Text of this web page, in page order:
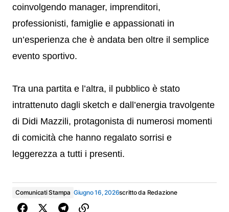
coinvolgendo manager, imprenditori,
professionisti, famiglie e appassionati in
un’esperienza che è andata ben oltre il semplice
evento sportivo.
Tra una partita e l’altra, il pubblico è stato
intrattenuto dagli sketch e dall’energia travolgente
di Didi Mazzili, protagonista di numerosi momenti
di comicità che hanno regalato sorrisi e
leggerezza a tutti i presenti.
Comunicati Stampa Giugno 16, 2026scritto da Redazione